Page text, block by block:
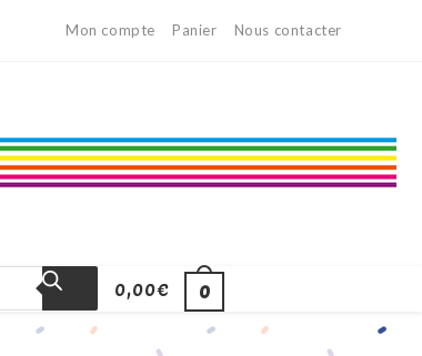
Mon compte Panier Nous contacter
0,00€ 0